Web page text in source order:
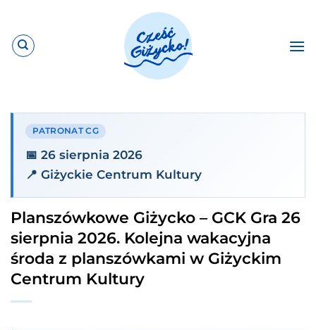
zawartości
PATRONAT CG
📅 26 sierpnia 2026
📍 Giżyckie Centrum Kultury
Planszówkowe Giżycko – GCK Gra 26
sierpnia 2026. Kolejna wakacyjna
środa z planszówkami w Giżyckim
Centrum Kultury